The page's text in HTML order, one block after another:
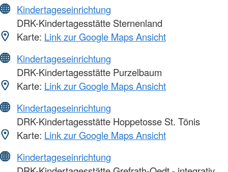
Kindertageseinrichtung
DRK-Kindertagesstätte Sternenland
Karte: Link zur Google Maps Ansicht
Kindertageseinrichtung
DRK-Kindertagesstätte Purzelbaum
Karte: Link zur Google Maps Ansicht
Kindertageseinrichtung
DRK-Kindertagesstätte Hoppetosse St. Tönis
Karte: Link zur Google Maps Ansicht
Kindertageseinrichtung